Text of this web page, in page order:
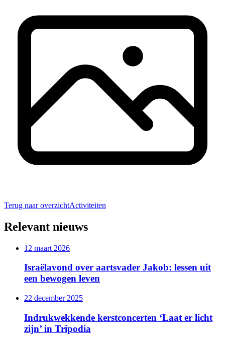
Terug naar overzichtActiviteiten
Relevant nieuws
12 maart 2026
Israëlavond over aartsvader Jakob: lessen uit
een bewogen leven
22 december 2025
Indrukwekkende kerstconcerten ‘Laat er licht
zijn’ in Tripodia